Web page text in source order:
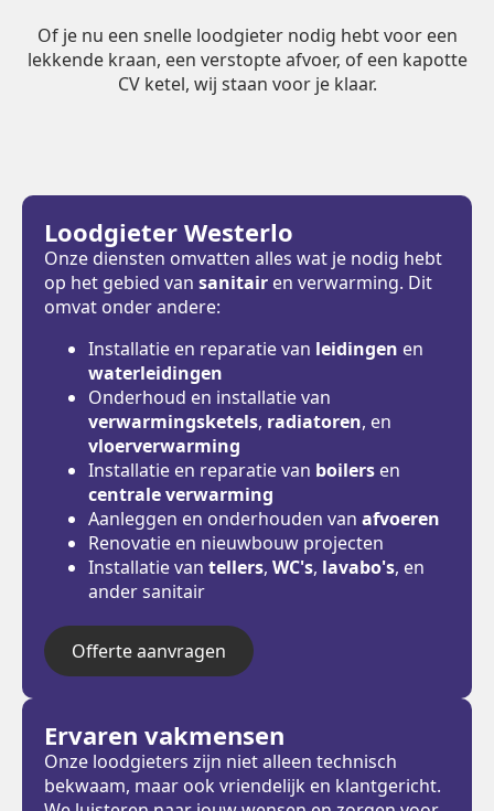
Of je nu een snelle loodgieter nodig hebt voor een
lekkende kraan, een verstopte afvoer, of een kapotte
CV ketel, wij staan voor je klaar.
Loodgieter Westerlo
Onze diensten omvatten alles wat je nodig hebt
op het gebied van sanitair en verwarming. Dit
omvat onder andere:
Installatie en reparatie van leidingen en
waterleidingen
Onderhoud en installatie van
verwarmingsketels, radiatoren, en
vloerverwarming
Installatie en reparatie van boilers en
centrale verwarming
Aanleggen en onderhouden van afvoeren
Renovatie en nieuwbouw projecten
Installatie van tellers, WC's, lavabo's, en
ander sanitair
Offerte aanvragen
Ervaren vakmensen
Onze loodgieters zijn niet alleen technisch
bekwaam, maar ook vriendelijk en klantgericht.